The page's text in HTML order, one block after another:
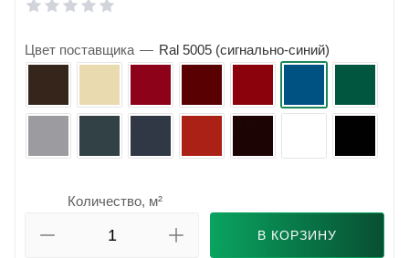
Цвет поставщика — Ral 5005 (сигнально-синий)
Количество, м²
В КОРЗИНУ